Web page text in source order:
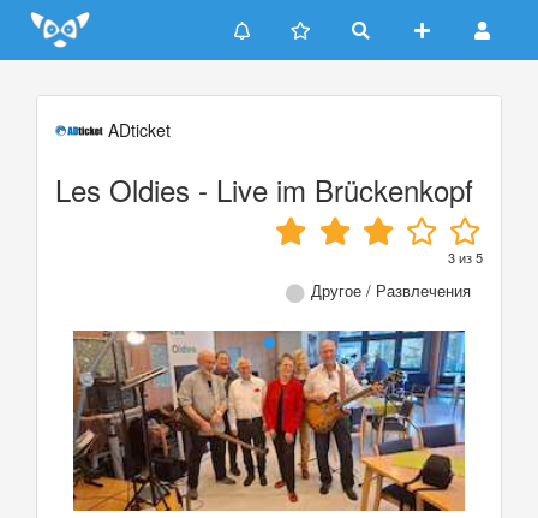
Update cookies preferences
ADticket
Les Oldies - Live im Brückenkopf
3из5
Другое / Развлечения